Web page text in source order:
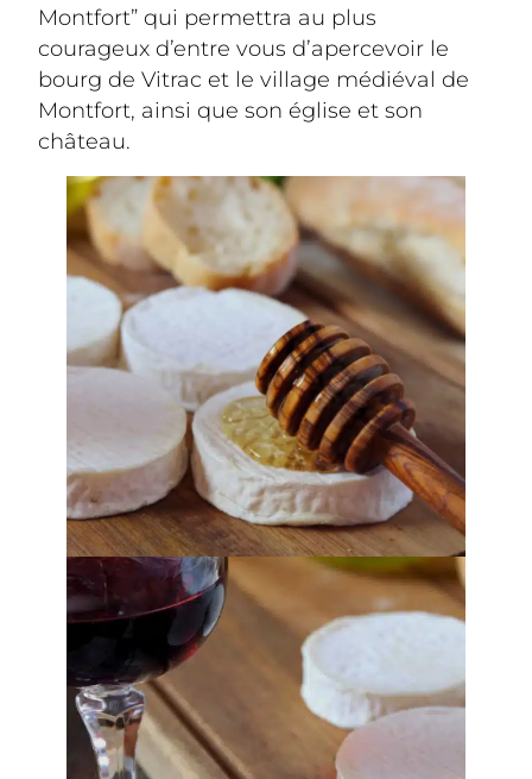
Montfort” qui permettra au plus
courageux d’entre vous d’apercevoir le
bourg de Vitrac et le village médiéval de
Montfort, ainsi que son église et son
château.